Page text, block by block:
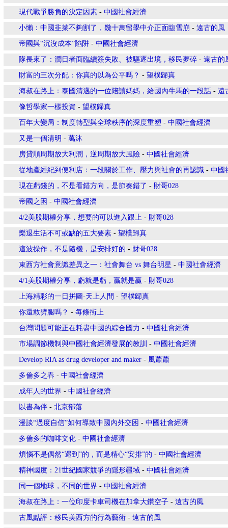
現代戰爭勝負的決定因素 - 中國社會經濟
小懶：中國韭菜不夠割了，幾十萬留學中介正面臨雪崩 - 遠古的風
帝國與“沉沒成本”陷阱 - 中國社會經濟
隊長來了：潤日者面臨續簽失敗、被驅逐出境，移民夢碎 - 遠古的
財富的三次分配：你真的以為公平嗎？ - 望樸歸真
海叔在路上：泰國清邁的一位陪讀媽媽，給國內牛馬的一段話 - 遠
像哲學家一樣投資 - 望樸歸真
百年大變局：制度轉型與全球秩序的深度重塑 - 中國社會經濟
又是一個清明 - 萬沐
房貸順周期放大利潤，逆周期放大風險 - 中國社會經濟
從地產經紀到便利店：一段關於工作、壓力與社會的再認識 - 中國
現在虧錢的，不是看錯方向，是節奏錯了 - 財哥028
帝國之困 - 中國社會經濟
4/2美股期權分享，想要的可以進入跟上 - 財哥028
樂退生活不可或缺的五大要素 - 望樸歸真
這波操作，不是隨機，是安排好的 - 財哥028
東西方社會意識差異之一：社會舞台 vs 舞台明星 - 中國社會經濟
4/1美股期權分享，虧就是虧，贏就是贏 - 財哥028
上海精彩的一日拼圖-天上人間 - 望樸歸真
你還敢劈腿嗎？ - 每條街上
台灣問題可能正在耗盡中國的綜合國力 - 中國社會經濟
市場調節機制與中國社會經濟發展的教訓 - 中國社會經濟
Develop RIA as drug developer and maker - 風蕭蕭
多倫多之春 - 中國社會經濟
成年人的世界 - 中國社會經濟
以書為伴 - 北京部落
漫談“過度自信”如何導致中國內外交困 - 中國社會經濟
多倫多的咖啡文化 - 中國社會經濟
煩惱不是偶然“遇到”的，而是精心“安排”的 - 中國社會經濟
精神國度：21世紀國家競爭的隱形疆域 - 中國社會經濟
同一個地球，不同的世界 - 中國社會經濟
海叔在路上：一位印度卡車司機在加拿大鑽空子 - 遠古的風
古風點評：移民美西方的行為藝術 - 遠古的風